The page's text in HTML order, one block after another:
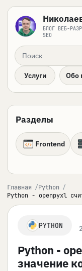
БЛОГ ВЕБ-
SEO
Поиск по сайту
Услуги Обо
Разделы
Frontend
Главная
Python
Python - openpyxl
PYTHON
Python -
значение